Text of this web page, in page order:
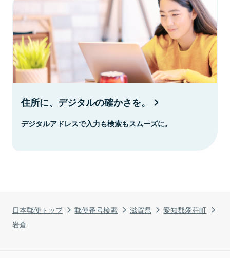
日本郵便トップ 郵便番号検索 滋賀県
愛知郡愛荘町
岩倉
住所に、デジタルの確かさを。
デジタルアドレスで入力も検索もスムーズに。